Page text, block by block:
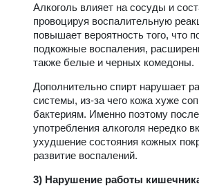
Алкоголь влияет на сосуды и
провоцируя воспалительную
повышает вероятность того, что
подкожные воспаления,
также белые и черных комедоны.
Дополнительно спирт нарушает
системы, из-за чего кожа хуже
бактериям. Именно поэтому
употребления алкоголя нередко
ухудшение состояния кожных
развитие воспалений.
3) Нарушение работы